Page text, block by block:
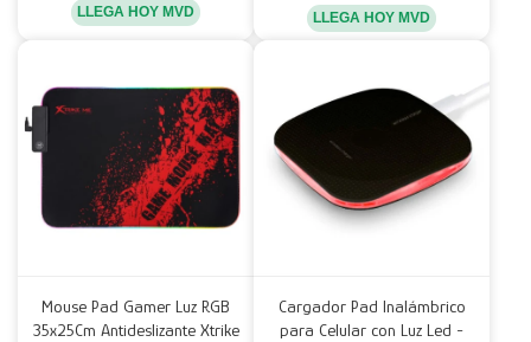
LLEGA HOY MVD LLEGA HOY MVD
Mouse Pad Gamer Luz RGB
35x25Cm Antideslizante Xtrike
Cargador Pad Inalámbrico
para Celular con Luz Led -